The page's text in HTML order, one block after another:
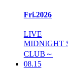
Fri.2026
LIVE
MIDNIGHT
CLUB～
08.15